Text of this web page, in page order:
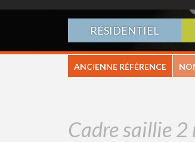
RÉSIDENTIEL
ANCIENNE RÉFÉRENCE
Cadre saillie 2